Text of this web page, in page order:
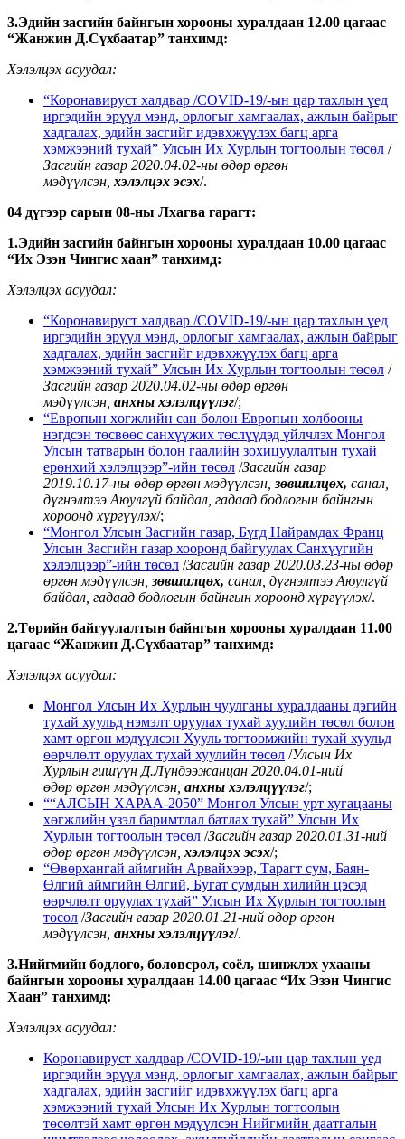
3.Эдийн засгийн байнгын хорооны хуралдаан 12.00 цагаас
“Жанжин Д.Сүхбаатар” танхимд:
Хэлэлцэх асуудал:
“Коронавируст халдвар /СОVID-19/-ын цар тахлын үед
иргэдийн эрүүл мэнд, орлогыг хамгаалах, ажлын байрыг
хадгалах, эдийн засгийг идэвхжүүлэх багц арга
хэмжээний тухай” Улсын Их Хурлын тогтоолын төсөл /
Засгийн газар 2020.04.02-ны өдөр өргөн
мэдүүлсэн, хэлэлцэх эсэх/.
04 дүгээр сарын 08-ны Лхагва гарагт:
1.Эдийн засгийн байнгын хорооны хуралдаан 10.00 цагаас
“Их Эзэн Чингис хаан” танхимд:
Хэлэлцэх асуудал:
“Коронавируст халдвар /СОVID-19/-ын цар тахлын үед
иргэдийн эрүүл мэнд, орлогыг хамгаалах, ажлын байрыг
хадгалах, эдийн засгийг идэвхжүүлэх багц арга
хэмжээний тухай” Улсын Их Хурлын тогтоолын төсөл /
Засгийн газар 2020.04.02-ны өдөр өргөн
мэдүүлсэн, анхны хэлэлцүүлэг/;
“Европын хөгжлийн сан болон Европын холбооны
нэгдсэн төсвөөс санхүүжих төслүүдэд үйлчлэх Монгол
Улсын татварын болон гаалийн зохицуулалтын тухай
ерөнхий хэлэлцээр”-ийн төсөл /Засгийн газар
2019.10.17-ны өдөр өргөн мэдүүлсэн, зөвшилцөх, санал,
дүгнэлтээ Аюулгүй байдал, гадаад бодлогын байнгын
хороонд хүргүүлэх/;
“Монгол Улсын Засгийн газар, Бүгд Найрамдах Франц
Улсын Засгийн газар хооронд байгуулах Санхүүгийн
хэлэлцээр”-ийн төсөл /Засгийн газар 2020.03.23-ны өдөр
өргөн мэдүүлсэн, зөвшилцөх, санал, дүгнэлтээ Аюулгүй
байдал, гадаад бодлогын байнгын хороонд хүргүүлэх/.
2.Төрийн байгуулалтын байнгын хорооны хуралдаан 11.00
цагаас “Жанжин Д.Сүхбаатар” танхимд:
Хэлэлцэх асуудал:
Монгол Улсын Их Хурлын чуулганы хуралдааны дэгийн
тухай хуульд нэмэлт оруулах тухай хуулийн төсөл болон
хамт өргөн мэдүүлсэн Хууль тогтоомжийн тухай хуульд
өөрчлөлт оруулах тухай хуулийн төсөл /Улсын Их
Хурлын гишүүн Д.Лүндээжанцан 2020.04.01-ний
өдөр өргөн мэдүүлсэн, анхны хэлэлцүүлэг/;
““АЛСЫН ХАРАА-2050” Монгол Улсын урт хугацааны
хөгжлийн үзэл баримтлал батлах тухай” Улсын Их
Хурлын тогтоолын төсөл /Засгийн газар 2020.01.31-ний
өдөр өргөн мэдүүлсэн, хэлэлцэх эсэх/;
“Өвөрхангай аймгийн Арвайхээр, Тарагт сум, Баян-
Өлгий аймгийн Өлгий, Бугат сумдын хилийн цэсэд
өөрчлөлт оруулах тухай” Улсын Их Хурлын тогтоолын
төсөл /Засгийн газар 2020.01.21-ний өдөр өргөн
мэдүүлсэн, анхны хэлэлцүүлэг/.
3.Нийгмийн бодлого, боловсрол, соёл, шинжлэх ухааны
байнгын хорооны хуралдаан 14.00 цагаас “Их Эзэн Чингис
Хаан” танхимд:
Хэлэлцэх асуудал:
Коронавируст халдвар /СОVID-19/-ын цар тахлын үед
иргэдийн эрүүл мэнд, орлогыг хамгаалах, ажлын байрыг
хадгалах, эдийн засгийг идэвхжүүлэх багц арга
хэмжээний тухай Улсын Их Хурлын тогтоолын
төсөлтэй хамт өргөн мэдүүлсэн Нийгмийн даатгалын